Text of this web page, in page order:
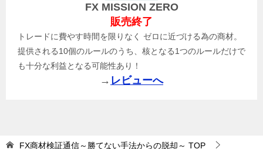
FX MISSION ZERO
販売終了
トレードに費やす時間を限りなく ゼロに近づける為の商材。
提供される10個のルールのうち、核となる1つのルールだけで
も十分な利益となる可能性あり！
→ レビューへ
FX商材検証通信～勝てない手法からの脱却～ TOP